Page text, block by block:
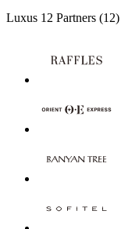
Luxus 12 Partners (12)